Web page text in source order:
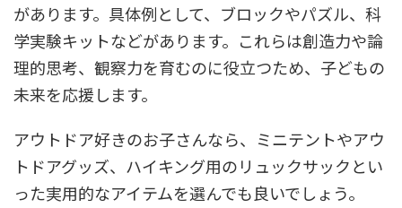
があります。具体例として、ブロックやパズル、科
学実験キットなどがあります。これらは創造力や論
理的思考、観察力を育むのに役立つため、子どもの
未来を応援します。
アウトドア好きのお子さんなら、ミニテントやアウ
トドアグッズ、ハイキング用のリュックサックとい
った実用的なアイテムを選んでも良いでしょう。